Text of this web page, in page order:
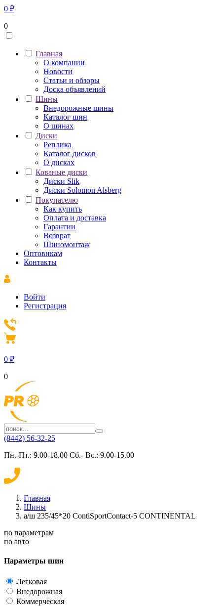
0 ₽
0
Главная
О компании
Новости
Статьи и обзоры
Доска объявлений
Шины
Внедорожные шины
Каталог шин
О шинах
Диски
Реплика
Каталог дисков
О дисках
Кованые диски
Диски Slik
Диски Solomon Alsberg
Покупателю
Как купить
Оплата и доставка
Гарантии
Возврат
Шиномонтаж
Оптовикам
Контакты
Войти
Регистрация
0 ₽
0
(8442) 56-32-25
Пн.-Пт.: 9.00-18.00 Сб.- Вс.: 9.00-15.00
Главная
Шины
а/ш 235/45*20 ContiSportContact-5 CONTINENTAL
по параметрам
по авто
Параметры шин
Легковая
Внедорожная
Коммерческая